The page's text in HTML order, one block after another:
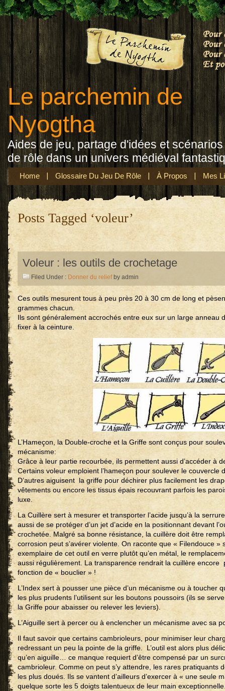
Le parchemin de
Nyogtha
Aides de jeu, partage d'idées et
de rôle dans un univers médiéval
Home Glossaire Du Jeu De Rôle À Propos Mes
Posts Tagged ‘voleur’
Voleur : les outils de crochetage
Filed Under : Donner du reliefby admin
Ces outils mesurent tous à peu près 20 à 30 cm de long et
grammes chacun.
Ils sont généralement accrochés entre eux sur un large anneau
fixer à la ceinture.
L’Hameçon, la Double-croche et la Griffe sont conçus pour
mécanisme:
Grâce à leur partie recourbée, ils permettent aussi d’accéder à
Certains voleur emploient l’hameçon pour soulever le couvercle
D’autres aiguisent la griffe pour déchirer plus facilement les
vêtements ou encore les tissus épais recouvrant parfois les
luxe.
La Cuillère sert à mesurer et transporter l’acide jusqu’à la
aussi de se protéger d’un jet d’acide en la positionnant devant
crochetée. Malgré sa bonne résistance, la cuillère doit être
corrosion peut s’avérer violente. On raconte que « Filendouce »
exemplaire de cet outil en verre plutôt qu’en métal, le
aussi régulièrement. La transparence rendrait la cuillère encore
fonction de « bouclier » !
L’Index sert à pousser une pièce d’un mécanisme ou à toucher
les plus prudents l’utilisent sur les boutons poussoirs (ils se
la Griffe pour abaisser ou relever les leviers).
L’Aiguille sert à percer ou à enclencher un mécanisme avec sa
Il faut savoir que certains cambrioleurs, pour minimiser leur
redressant un peu la pointe de la griffe. L’outil est alors plus
qu’en aiguille… ce manque requiert d’être compensé par un
cambrioleur. Comme on peut s’y attendre, les rares pratiquants
les plus doués. Ils se vantent d’ailleurs d’exercer à « une seule
quelque sorte les 5 doigts talentueux de leur main